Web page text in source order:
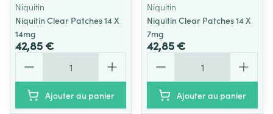
Niquitin
Niquitin Clear Patches 14 X
14mg
42,85 €
Ajouter au panier
Niquitin
Niquitin Clear Patches 14 X
7mg
42,85 €
Ajouter au panier